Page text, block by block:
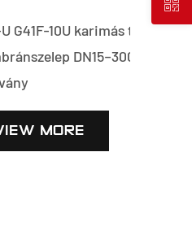
karimás típusú
GB
PVC-C